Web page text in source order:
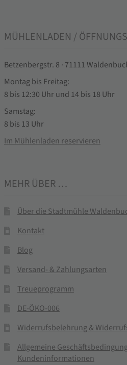
MÜHLENLADEN /
Betzenbergstr. 8 · 71111
Montag bis Freitag:
8 bis 12:30 Uhr und 14 bis 18 Uhr
Samstag:
8 bis 13 Uhr
Im Mühlenladen reservieren
MEHR ÜBER …
Über die Stadtmühle
Kontakt
Blog
Versand- & Zahlungsarten
Treueprogramm
DE-ÖKO-006
Widerrufsbelehrung &
Allgemeine
Kundeninformationen